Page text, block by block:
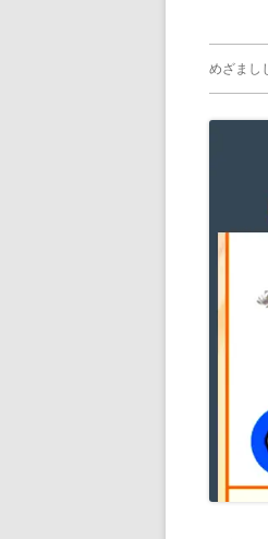
メ
イ
ニ
ュ
ー
めざまし